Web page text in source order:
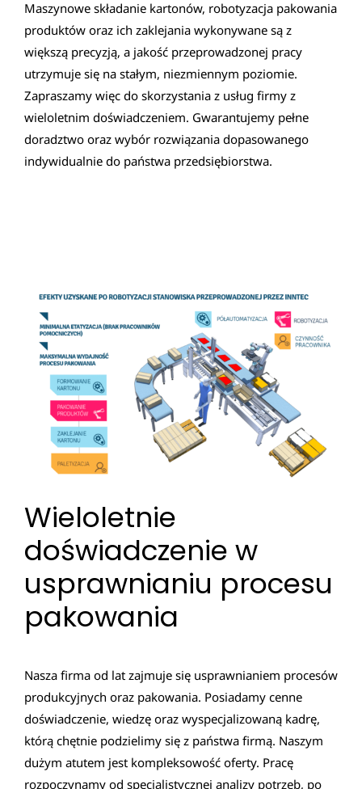
Maszynowe składanie kartonów, robotyzacja pakowania
produktów oraz ich zaklejania wykonywane są z
większą precyzją, a jakość przeprowadzonej pracy
utrzymuje się na stałym, niezmiennym poziomie.
Zapraszamy więc do skorzystania z usług firmy z
wieloletnim doświadczeniem. Gwarantujemy pełne
doradztwo oraz wybór rozwiązania dopasowanego
indywidualnie do państwa przedsiębiorstwa.
Wieloletnie
doświadczenie w
usprawnianiu procesu
pakowania
Nasza firma od lat zajmuje się usprawnianiem procesów
produkcyjnych oraz pakowania. Posiadamy cenne
doświadczenie, wiedzę oraz wyspecjalizowaną kadrę,
którą chętnie podzielimy się z państwa firmą. Naszym
dużym atutem jest kompleksowość oferty. Pracę
rozpoczynamy od specjalistycznej analizy potrzeb, po